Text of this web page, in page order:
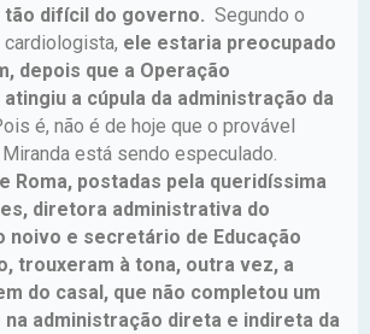
difícil do governo. Segundo o
ele estaria preocupado
depois que a Operação
atingiu a cúpula da administração da
é, não é de hoje que o provável
está sendo especulado.
Roma, postadas pela queridíssima
diretora administrativa do
noivo e secretário de Educação
trouxeram à tona, outra vez, a
do casal, que não completou um
na administração direta e indireta da